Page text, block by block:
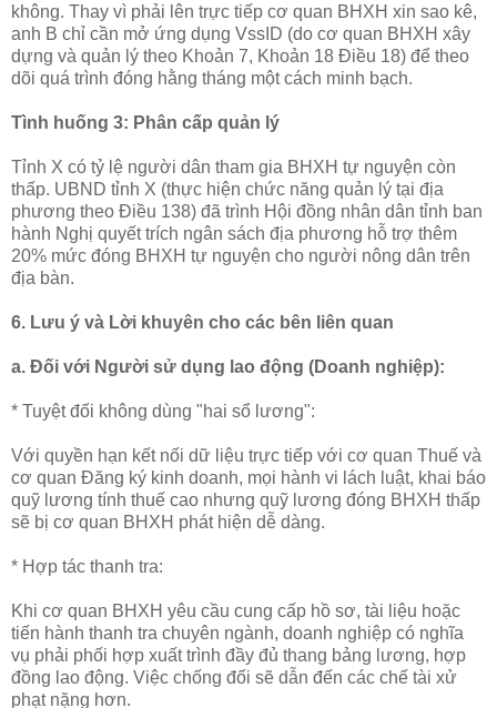
không. Thay vì phải lên trực tiếp cơ quan BHXH xin sao kê,
anh B chỉ cần mở ứng dụng VssID (do cơ quan BHXH xây
dựng và quản lý theo Khoản 7, Khoản 18 Điều 18) để theo
dõi quá trình đóng hằng tháng một cách minh bạch.
Tình huống 3: Phân cấp quản lý
Tỉnh X có tỷ lệ người dân tham gia BHXH tự nguyện còn
thấp. UBND tỉnh X (thực hiện chức năng quản lý tại địa
phương theo Điều 138) đã trình Hội đồng nhân dân tỉnh ban
hành Nghị quyết trích ngân sách địa phương hỗ trợ thêm
20% mức đóng BHXH tự nguyện cho người nông dân trên
địa bàn.
6. Lưu ý và Lời khuyên cho các bên liên quan
a. Đối với Người sử dụng lao động (Doanh nghiệp):
* Tuyệt đối không dùng "hai sổ lương":
Với quyền hạn kết nối dữ liệu trực tiếp với cơ quan Thuế và
cơ quan Đăng ký kinh doanh, mọi hành vi lách luật, khai báo
quỹ lương tính thuế cao nhưng quỹ lương đóng BHXH thấp
sẽ bị cơ quan BHXH phát hiện dễ dàng.
* Hợp tác thanh tra:
Khi cơ quan BHXH yêu cầu cung cấp hồ sơ, tài liệu hoặc
tiến hành thanh tra chuyên ngành, doanh nghiệp có nghĩa
vụ phải phối hợp xuất trình đầy đủ thang bảng lương, hợp
đồng lao động. Việc chống đối sẽ dẫn đến các chế tài xử
phạt nặng hơn.